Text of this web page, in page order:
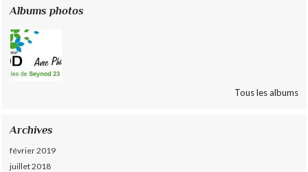
Albums photos
Tous les albums
Archives
février 2019
juillet 2018